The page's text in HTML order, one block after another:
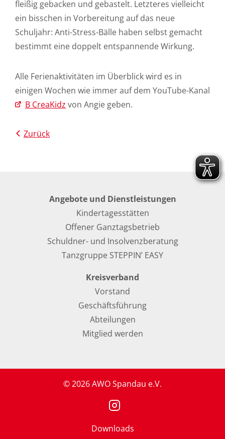
fleißig gebacken und gebastelt. Letzteres vielleicht
ein bisschen in Vorbereitung auf das neue
Schuljahr: Anti-Stress-Bälle haben selbst gemacht
bestimmt eine doppelt entspannende Wirkung.
Alle Ferienaktivitäten im Überblick wird es in
einigen Wochen wie immer auf dem YouTube-Kanal
B CreaKidz von Angie geben.
Zurück
Angebote und Dienstleistungen
Kindertagesstätten
Offener Ganztagsbetrieb
Schuldner- und Insolvenzberatung
Tanzgruppe STEPPIN’ EASY
Kreisverband
Vorstand
Geschäftsführung
Abteilungen
Mitglied werden
© 2026 AWO Spandau e.V.
Downloads